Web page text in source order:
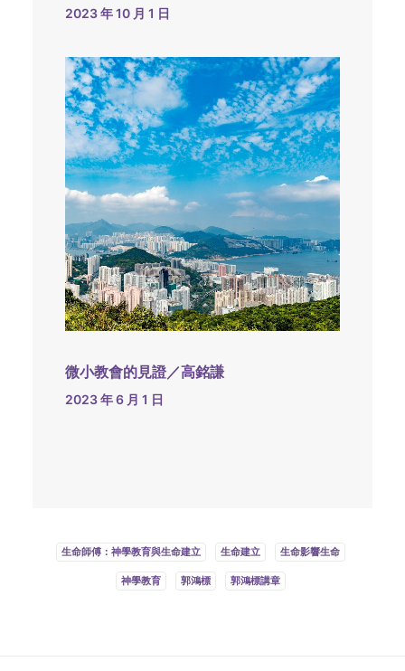
2023 年 10 月 1 日
微小教會的見證／高銘謙
2023 年 6 月 1 日
生命師傅：神學教育與生命建立 生命建立 生命影響生命
神學教育 郭鴻標 郭鴻標講章